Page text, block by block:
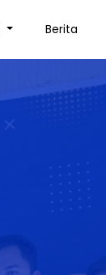
Berita